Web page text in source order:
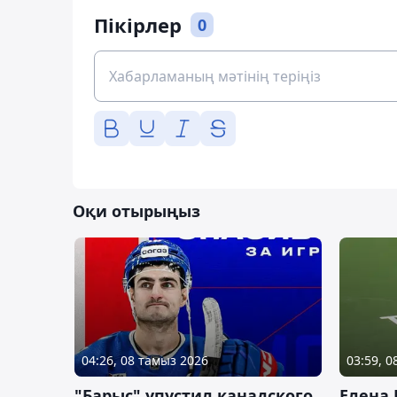
Пікірлер 0
Оқи отырыңыз
04:26, 08 тамыз 2026 03:59,